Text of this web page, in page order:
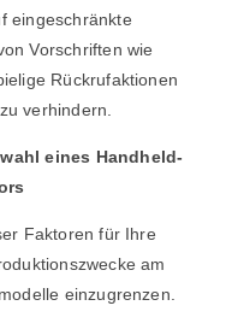
eingeschränkte
Vorschriften wie
Rückrufaktionen
verhindern.
eines Handheld-
Faktoren für Ihre
am
einzugrenzen.